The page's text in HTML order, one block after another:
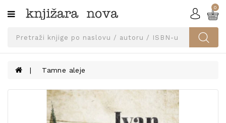
Kategorije
SVEUČILIŠNA
UDŽBENICI
KNJIGE
PRIBOR
0
Tamne aleje